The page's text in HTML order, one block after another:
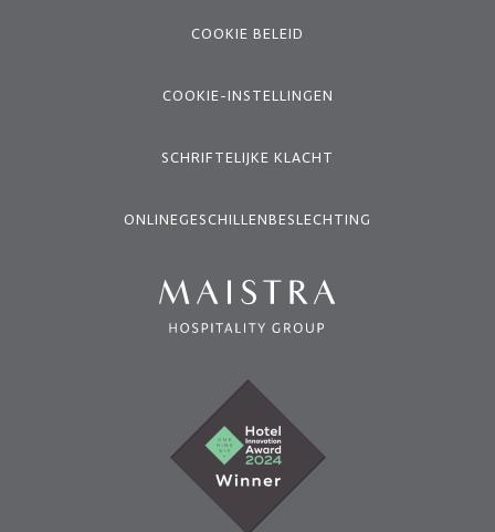
COOKIE BELEID
COOKIE-INSTELLINGEN
SCHRIFTELIJKE KLACHT
ONLINEGESCHILLENBESLECHTING